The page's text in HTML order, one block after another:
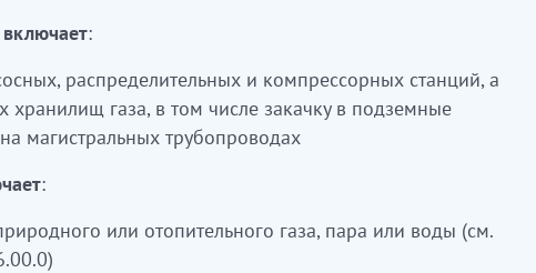
включает:
распределительных и компрессорных станций, а
хранилищ газа, в том числе закачку в подземные
магистральных трубопроводах
:
или отопительного газа, пара или воды (см.